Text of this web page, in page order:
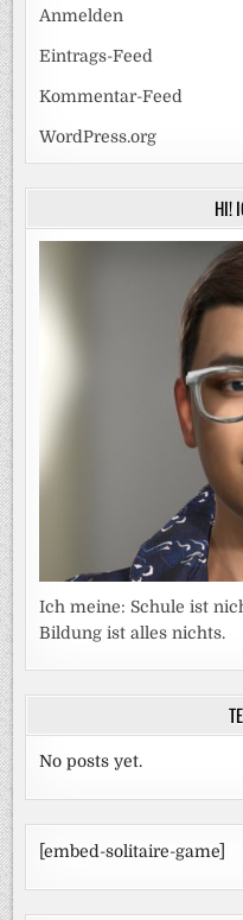
Anmelden
Eintrags-Feed
Kommentar-Feed
WordPress.org
HI!
Ich meine: Schule ist
Bildung ist alles nichts.
No posts yet.
[embed-solitaire-game]